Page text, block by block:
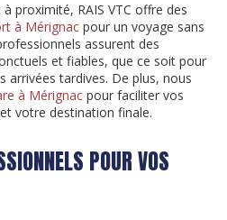
proximité, RAIS VTC offre des
à Mérignac pour un voyage sans
assurent des
et fiables, que ce soit pour
arrivées tardives. De plus, nous
à Mérignac pour faciliter vos
votre destination finale.
POUR VOS